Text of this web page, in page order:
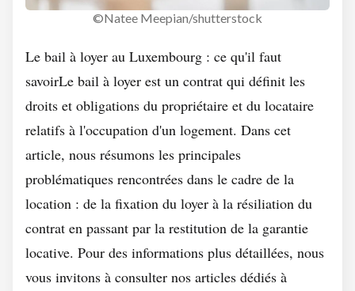
©Natee Meepian/shutterstock
Le bail à loyer au Luxembourg : ce qu'il faut
savoirLe bail à loyer est un contrat qui définit les
droits et obligations du propriétaire et du locataire
relatifs à l'occupation d'un logement. Dans cet
article, nous résumons les principales
problématiques rencontrées dans le cadre de la
location : de la fixation du loyer à la résiliation du
contrat en passant par la restitution de la garantie
locative. Pour des informations plus détaillées, nous
vous invitons à consulter nos articles dédiés à